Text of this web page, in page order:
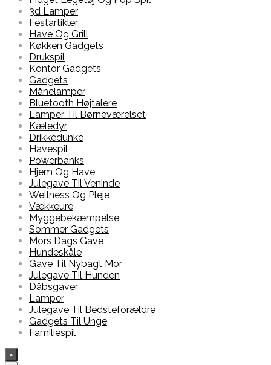
3d Lamper
Festartikler
Have Og Grill
Køkken Gadgets
Drukspil
Kontor Gadgets
Gadgets
Månelamper
Bluetooth Højtalere
Lamper Til Børneværelset
Kæledyr
Drikkedunke
Havespil
Powerbanks
Hjem Og Have
Julegave Til Veninde
Wellness Og Pleje
Vækkeure
Myggebekæmpelse
Sommer Gadgets
Mors Dags Gave
Hundeskåle
Gave Til Nybagt Mor
Julegave Til Hunden
Dåbsgaver
Lamper
Julegave Til Bedsteforældre
Gadgets Til Unge
Familiespil
×